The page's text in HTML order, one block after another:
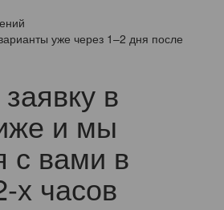
уже через 1–2 дня после
в
и мы
с вами в
х часов